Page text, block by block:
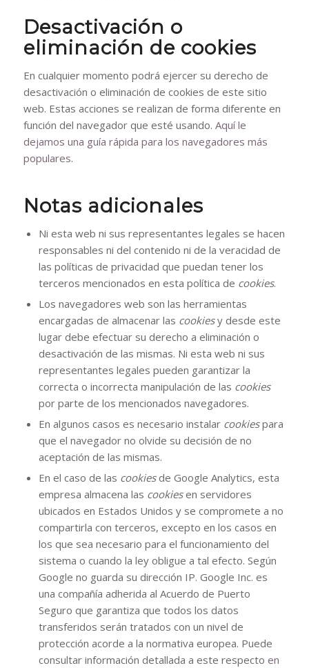
Desactivación o
eliminación de cookies
En cualquier momento podrá ejercer su derecho de
desactivación o eliminación de cookies de este sitio
web. Estas acciones se realizan de forma diferente en
función del navegador que esté usando. Aquí le
dejamos una guía rápida para los navegadores más
populares.
Notas adicionales
Ni esta web ni sus representantes legales se hacen
responsables ni del contenido ni de la veracidad de
las políticas de privacidad que puedan tener los
terceros mencionados en esta política de cookies.
Los navegadores web son las herramientas
encargadas de almacenar las cookiesy desde este
lugar debe efectuar su derecho a eliminación o
desactivación de las mismas. Ni esta web ni sus
representantes legales pueden garantizar la
correcta o incorrecta manipulación de las cookies
por parte de los mencionados navegadores.
En algunos casos es necesario instalar cookiespara
que el navegador no olvide su decisión de no
aceptación de las mismas.
En el caso de las cookiesde Google Analytics, esta
empresa almacena las cookiesen servidores
ubicados en Estados Unidos y se compromete a no
compartirla con terceros, excepto en los casos en
los que sea necesario para el funcionamiento del
sistema o cuando la ley obligue a tal efecto. Según
Google no guarda su dirección IP. Google Inc. es
una compañía adherida al Acuerdo de Puerto
Seguro que garantiza que todos los datos
transferidos serán tratados con un nivel de
protección acorde a la normativa europea. Puede
consultar información detallada a este respecto en